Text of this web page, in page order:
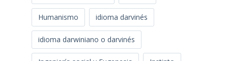
Humanismo idioma darvinés
idioma darwiniano o darvinés